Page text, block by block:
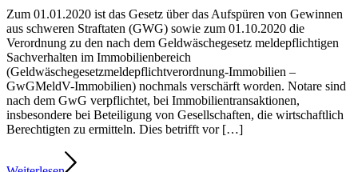
Zum 01.01.2020 ist das Gesetz über das Aufspüren von Gewinnen
aus schweren Straftaten (GWG) sowie zum 01.10.2020 die
Verordnung zu den nach dem Geldwäschegesetz meldepflichtigen
Sachverhalten im Immobilienbereich
(Geldwäschegesetzmeldepflichtverordnung-Immobilien –
GwGMeldV-Immobilien) nochmals verschärft worden. Notare sind
nach dem GwG verpflichtet, bei Immobilientransaktionen,
insbesondere bei Beteiligung von Gesellschaften, die wirtschaftlich
Berechtigten zu ermitteln. Dies betrifft vor […]